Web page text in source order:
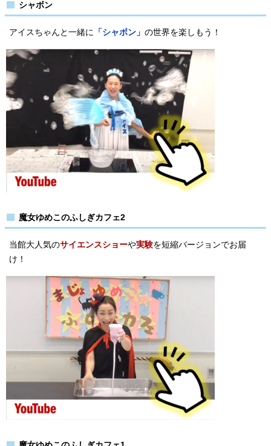
シャボン
アイスちゃんと一緒に 「シャボン」 の世界を楽しもう！
魔女ゆめこのふしぎカフェ2
当館大人気のサイエンスショーや実験を短縮バージョンでお届
け！